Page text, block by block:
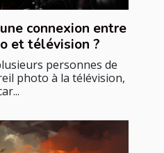
connexion entre
et télévision ?
personnes de
photo à la télévision,